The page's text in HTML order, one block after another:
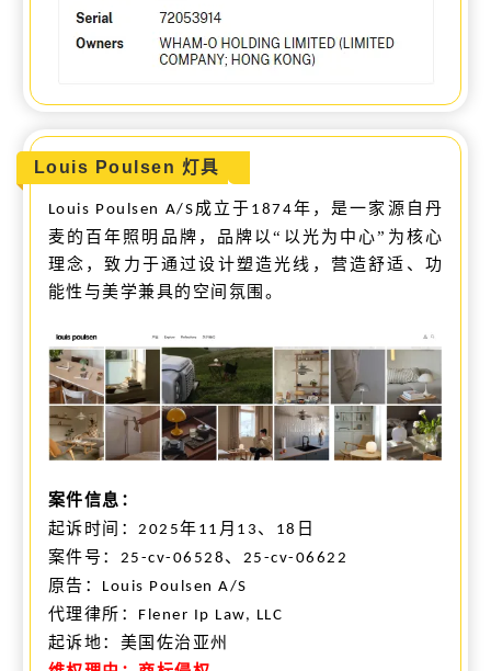
Louis Poulsen 灯具
Louis Poulsen A/S 成立于 1874年，是一家源自丹
麦的百年照明品牌，品牌以“以光为中心”为核心
理念，致力于通过设计塑造光线，营造舒适、功
能性与美学兼具的空间氛围。
案件信息：
起诉时间：2025年 11 月 13 、 18 日
案件号： 25-cv-06528 、 25-cv-06622
原告： Louis Poulsen A/S
代理律所： Flener Ip Law, LLC
起诉地： 美国 佐治亚州